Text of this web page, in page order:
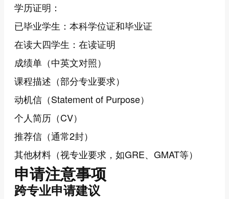
学历证明：
已毕业学生：本科学位证和毕业证
在读大四学生：在读证明
成绩单（中英文对照）
课程描述（部分专业要求）
动机信（Statement of Purpose）
个人简历（CV）
推荐信（通常2封）
其他材料（视专业要求，如GRE、GMAT等）
申请注意事项
跨专业申请建议